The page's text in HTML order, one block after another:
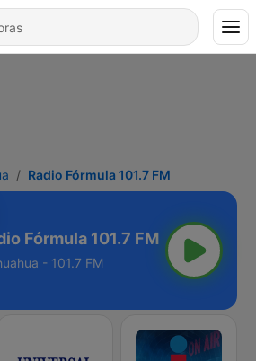
Radio Fórmula 101.7 FM
Fórmula 101.7 FM
- 101.7 FM